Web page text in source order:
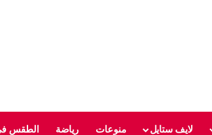
لايف ستايل منوعات رياضة الطقس